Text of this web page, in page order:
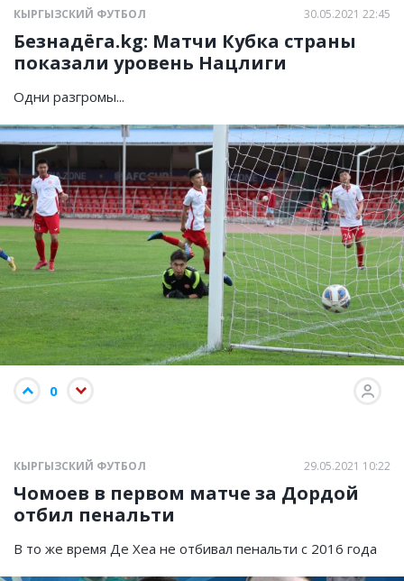
КЫРГЫЗСКИЙ ФУТБОЛ 30.05.2021 22:45
Безнадёга.kg: Матчи Кубка страны
показали уровень Нацлиги
Одни разгромы...
0
КЫРГЫЗСКИЙ ФУТБОЛ 29.05.2021 10:22
Чомоев в первом матче за Дордой
отбил пенальти
В то же время Де Хеа не отбивал пенальти с 2016 года